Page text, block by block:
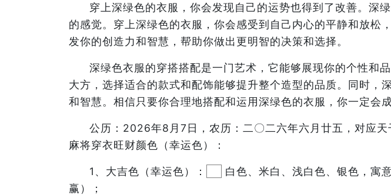
穿上深绿色的衣服，你会发现自己的运势也得到了改善。深
的感觉。穿上深绿色的衣服，你会感受到自己内心的平静和放
发你的创造力和智慧，帮助你做出更明智的决策和选择。
深绿色衣服的穿搭搭配是一门艺术，它能够展现你的个性和
大方，选择适合的款式和配饰能够提升整个造型的品质。同时，
和智慧。相信只要你合理地搭配和运用深绿色的衣服，你一定会
公历：2026年8月7日，农历：二〇二六年六月廿五，对应
麻将穿衣旺财颜色（幸运色）：
1、大吉色（幸运色）：
白色、米白、浅白色、银色，寓
赢）；